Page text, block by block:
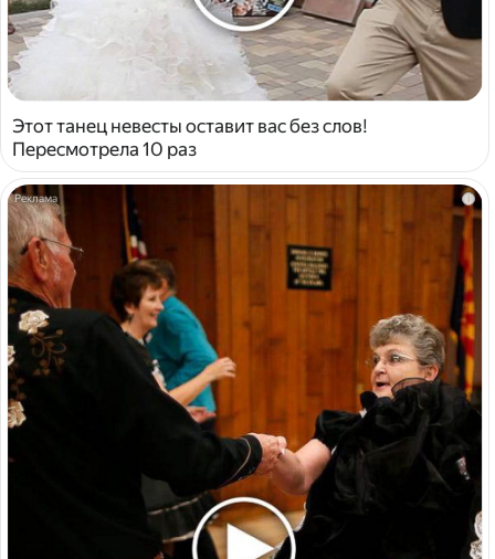
Этот танец невесты оставит вас без слов!
Пересмотрела 10 раз
i